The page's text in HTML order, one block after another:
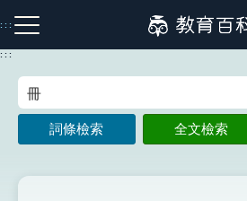
到
主
:::
注音索引圖示 筆畫索引圖示
:::
詞條檢索 全文檢索